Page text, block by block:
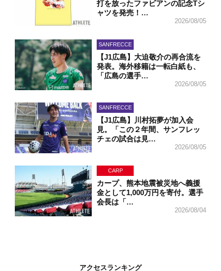
打を放ったファビアンの記念Tシ
ャツを発売！…
2026/08/05
SANFRECCE
【J1広島】大迫敬介の再合流を
発表。海外移籍は一転白紙も、
「広島の選手…
2026/08/05
SANFRECCE
【J1広島】川村拓夢が加入会
見。「この２年間、サンフレッ
チェの試合は見…
2026/08/05
CARP
カープ、熊本地震被災地へ義援
金として1,000万円を寄付。選手
会長は「…
2026/08/04
アクセスランキング